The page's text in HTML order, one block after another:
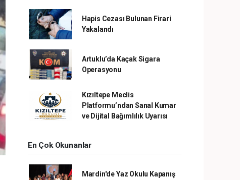
Hapis Cezası Bulunan Firari
Yakalandı
Artuklu’da Kaçak Sigara
Operasyonu
Kızıltepe Meclis
Platformu’ndan Sanal Kumar
ve Dijital Bağımlılık Uyarısı
En Çok Okunanlar
Mardin'de Yaz Okulu Kapanış